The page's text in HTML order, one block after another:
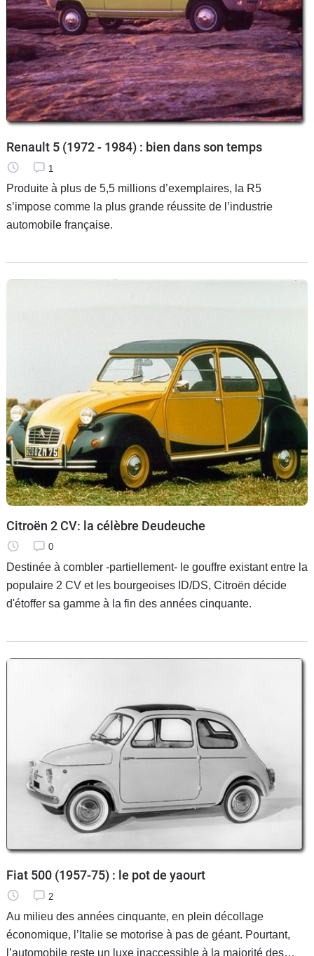
Renault 5 (1972 - 1984) : bien dans son temps
1
Produite à plus de 5,5 millions d’exemplaires, la R5
s’impose comme la plus grande réussite de l’industrie
automobile française.
Citroën 2 CV: la célèbre Deudeuche
0
Destinée à combler -partiellement- le gouffre existant entre la
populaire 2 CV et les bourgeoises ID/DS, Citroën décide
d'étoffer sa gamme à la fin des années cinquante.
Fiat 500 (1957-75) : le pot de yaourt
2
Au milieu des années cinquante, en plein décollage
économique, l’Italie se motorise à pas de géant. Pourtant,
l’automobile reste un luxe inaccessible à la majorité des